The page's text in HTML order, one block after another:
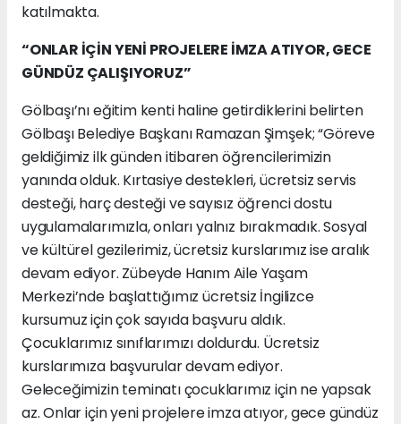
katılmakta.
“ONLAR İÇİN YENİ PROJELERE İMZA ATIYOR, GECE
GÜNDÜZ ÇALIŞIYORUZ”
Gölbaşı’nı eğitim kenti haline getirdiklerini belirten
Gölbaşı Belediye Başkanı Ramazan Şimşek; “Göreve
geldiğimiz ilk günden itibaren öğrencilerimizin
yanında olduk. Kırtasiye destekleri, ücretsiz servis
desteği, harç desteği ve sayısız öğrenci dostu
uygulamalarımızla, onları yalnız bırakmadık. Sosyal
ve kültürel gezilerimiz, ücretsiz kurslarımız ise aralık
devam ediyor. Zübeyde Hanım Aile Yaşam
Merkezi’nde başlattığımız ücretsiz İngilizce
kursumuz için çok sayıda başvuru aldık.
Çocuklarımız sınıflarımızı doldurdu. Ücretsiz
kurslarımıza başvurular devam ediyor.
Geleceğimizin teminatı çocuklarımız için ne yapsak
az. Onlar için yeni projelere imza atıyor, gece gündüz